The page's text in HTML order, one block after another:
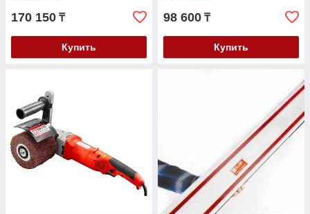
170 150 ₸
Купить
98 600 ₸
Купить